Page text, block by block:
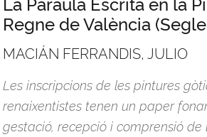
Regne de València
MACIÁN FERRANDIS, JULIO
Les inscripcions de les pintures
renaixentistes tenen un paper
gestació, recepció i comprensió de